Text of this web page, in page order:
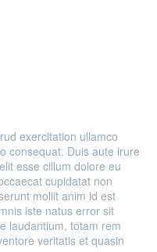
exercitation ullamco
consequat. Duis aute irure
esse cillum dolore eu
cupidatat non
mollit anim id est
iste natus error sit
laudantium, totam rem
veritatis et quasin